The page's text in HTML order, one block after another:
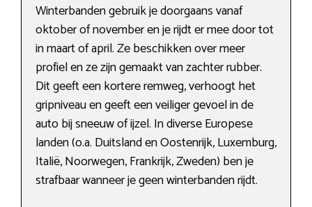
Winterbanden gebruik je doorgaans vanaf
oktober of november en je rijdt er mee door tot
in maart of april. Ze beschikken over meer
profiel en ze zijn gemaakt van zachter rubber.
Dit geeft een kortere remweg, verhoogt het
gripniveau en geeft een veiliger gevoel in de
auto bij sneeuw of ijzel. In diverse Europese
landen (o.a. Duitsland en Oostenrijk, Luxemburg,
Italië, Noorwegen, Frankrijk, Zweden) ben je
strafbaar wanneer je geen winterbanden rijdt.